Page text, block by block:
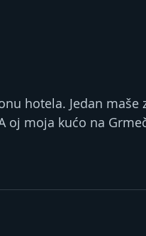
hotela. Jedan maše
oj moja kućo na